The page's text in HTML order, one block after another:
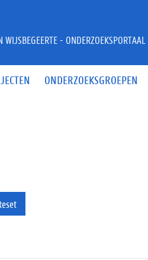
ONDERZOEKSGROEPEN
WIJSBEGEERTE - ONDERZOEKSPORTAAL